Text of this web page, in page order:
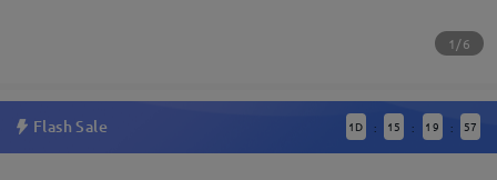
1/6
Flash Sale 1 D : 15 : 19 : 56